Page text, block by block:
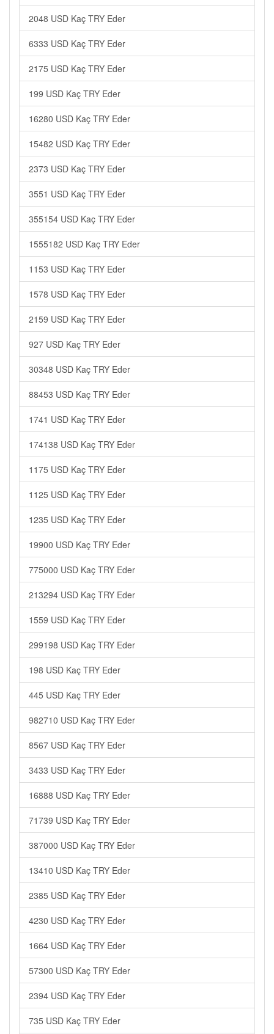
2048 USD Kaç TRY Eder
6333 USD Kaç TRY Eder
2175 USD Kaç TRY Eder
199 USD Kaç TRY Eder
16280 USD Kaç TRY Eder
15482 USD Kaç TRY Eder
2373 USD Kaç TRY Eder
3551 USD Kaç TRY Eder
355154 USD Kaç TRY Eder
1555182 USD Kaç TRY Eder
1153 USD Kaç TRY Eder
1578 USD Kaç TRY Eder
2159 USD Kaç TRY Eder
927 USD Kaç TRY Eder
30348 USD Kaç TRY Eder
88453 USD Kaç TRY Eder
1741 USD Kaç TRY Eder
174138 USD Kaç TRY Eder
1175 USD Kaç TRY Eder
1125 USD Kaç TRY Eder
1235 USD Kaç TRY Eder
19900 USD Kaç TRY Eder
775000 USD Kaç TRY Eder
213294 USD Kaç TRY Eder
1559 USD Kaç TRY Eder
299198 USD Kaç TRY Eder
198 USD Kaç TRY Eder
445 USD Kaç TRY Eder
982710 USD Kaç TRY Eder
8567 USD Kaç TRY Eder
3433 USD Kaç TRY Eder
16888 USD Kaç TRY Eder
71739 USD Kaç TRY Eder
387000 USD Kaç TRY Eder
13410 USD Kaç TRY Eder
2385 USD Kaç TRY Eder
4230 USD Kaç TRY Eder
1664 USD Kaç TRY Eder
57300 USD Kaç TRY Eder
2394 USD Kaç TRY Eder
735 USD Kaç TRY Eder